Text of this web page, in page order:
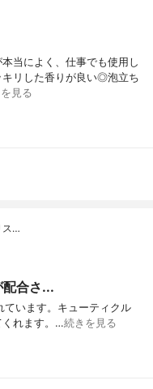
当によく、仕事でも使用し
キリした香りが良い◎泡立ち
見る
ス…
合さ...
ています。キューティクル
くれます。…続きを見る